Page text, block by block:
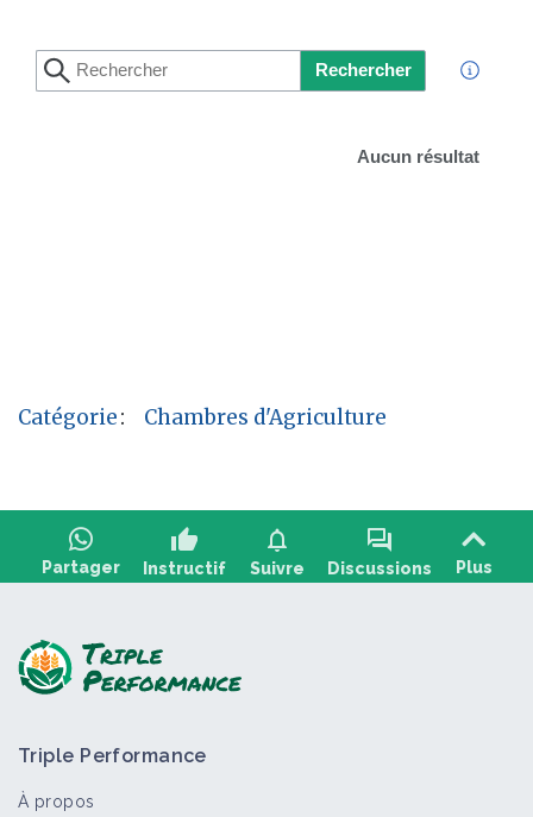
Rechercher
Aucun résultat
Catégorie: Chambres d'Agriculture
Partager
thumb_up
Instructif
notifications
Suivre
forum
Discussions Plus
Triple Performance
À propos